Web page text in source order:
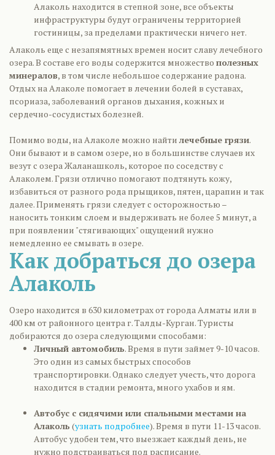
Алаколь находится в степной зоне, все объекты
инфраструктуры будут ограничены территорией
гостиницы, за пределами практически ничего нет.
Алаколь еще с незапямятных времен носит славу лечебного
озера. В составе его воды содержится множество полезных
минералов, в том числе небольшое содержание радона.
Отдых на Алаколе помогает в лечении болей в суставах,
псориаза, заболеваний органов дыхания, кожных и
сердечно-сосудистых болезней.
Помимо воды, на Алаколе можно найтилечебные грязи.
Они бывают и в самом озере, но в большинстве случаев их
везут с озера Жаланашколь, которое по соседству с
Алаколем. Грязи отлично помогают подтянуть кожу,
избавиться от разного рода прыщиков, пятен, царапин и так
далее. Применять грязи следует с осторожностью –
наносить тонким слоем и выдерживать не более 5 минут, а
при появлении "стягивающих" ощущений нужно
немедленно ее смывать в озере.
Как добраться до озера
Алаколь
Озеро находится в 630 километрах от города Алматы или в
400 км от районного центра г. Талды-Курган. Туристы
добираются до озера следующими способами:
Личный автомобиль. Время в пути займет 9-10 часов.
Это один из самых быстрых способов
транспортировки. Однако следует учесть, что дорога
находится в стадии ремонта, много ухабов и ям.
Автобус с сидячими или спальными местами на
Алаколь (узнать подробнее). Время в пути 11-13 часов.
Автобус удобен тем, что выезжает каждый день, не
нужно подстраиваться под расписание.